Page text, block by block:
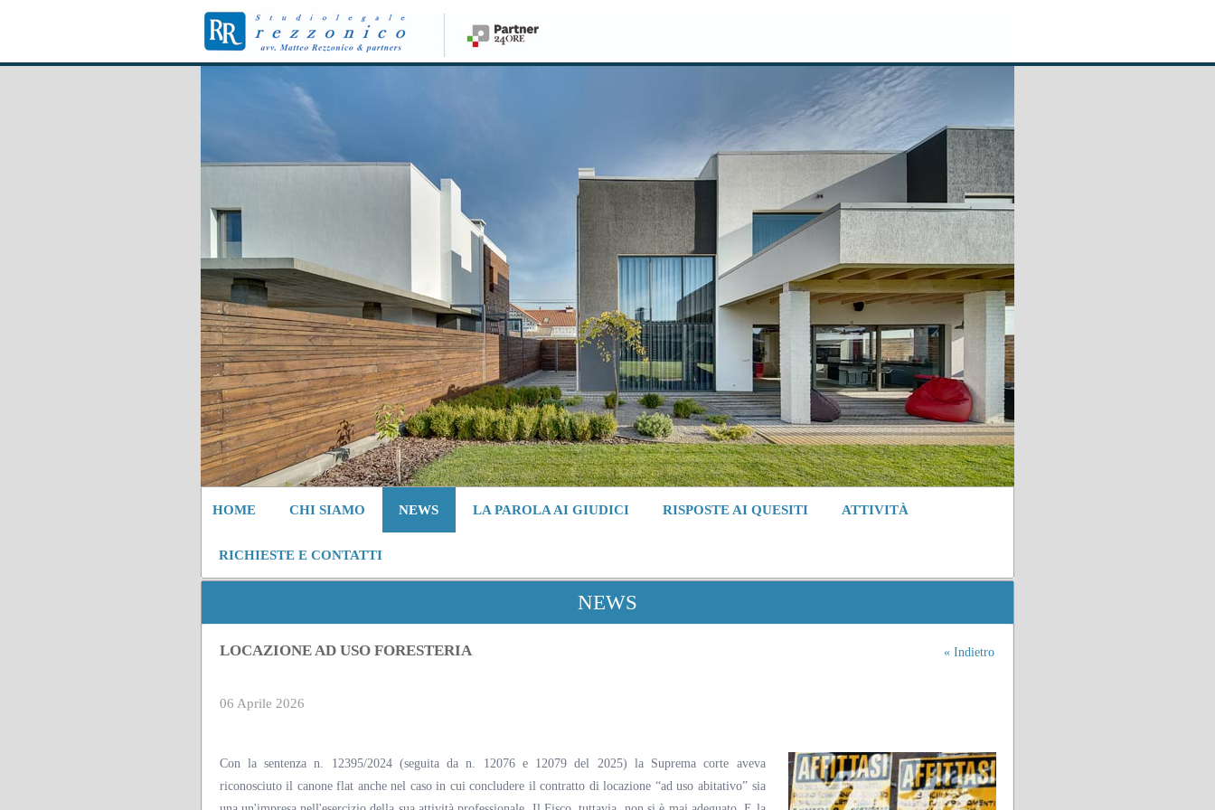
HOME CHI SIAMO NEWS LA PAROLA AI GIUDICI RISPOSTE AI QUESITI ATTIVITÀ
RICHIESTE E CONTATTI
NEWS
LOCAZIONE AD USO FORESTERIA « Indietro
06 Aprile 2026
Con la sentenza n. 12395/2024 (seguita da n. 12076 e 12079 del 2025) la Suprema corte aveva
riconosciuto il canone flat anche nel caso in cui concludere il contratto di locazione “ad uso abitativo” sia